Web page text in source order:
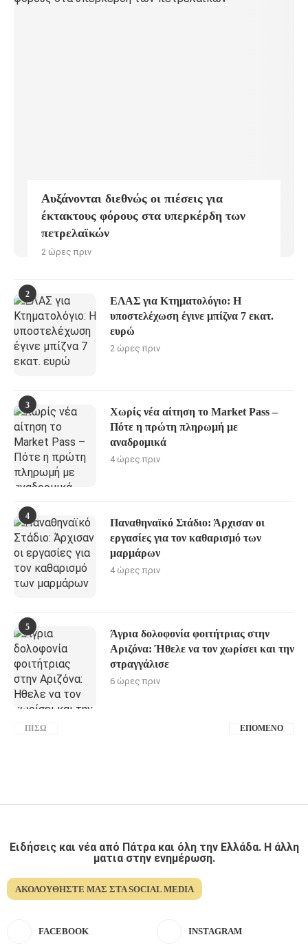
Αυξάνονται διεθνώς οι πιέσεις για
έκτακτους φόρους στα υπερκέρδη των
πετρελαϊκών
2 ώρες πριν
2
ΕΛΑΣ για Κτηματολόγιο: Η
υποστελέχωση έγινε μπίζνα 7 εκατ.
ευρώ
2 ώρες πριν
3
Χωρίς νέα αίτηση το Market Pass –
Πότε η πρώτη πληρωμή με
αναδρομικά
4 ώρες πριν
4
Παναθηναϊκό Στάδιο: Άρχισαν οι
εργασίες για τον καθαρισμό των
μαρμάρων
4 ώρες πριν
5
Άγρια δολοφονία φοιτήτριας στην
Αριζόνα: Ήθελε να τον χωρίσει και την
στραγγάλισε
6 ώρες πριν
ΠΊΣΩ ΕΠΌΜΕΝΟ
Ειδήσεις και νέα από Πάτρα και όλη την Ελλάδα. Η άλλη
ματια στην ενημέρωση.
ΑΚΟΛΟΥΘΉΣΤΕ ΜΑΣ ΣΤΑ SOCIAL MEDIA
FACEBOOK INSTAGRAM